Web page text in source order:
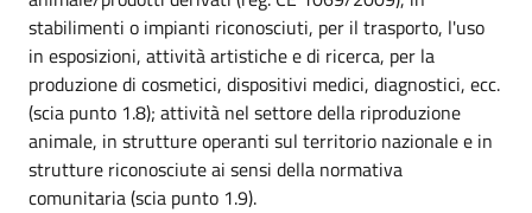
stabilimenti o impianti riconosciuti, per il trasporto, l'uso
in esposizioni, attività artistiche e di ricerca, per la
produzione di cosmetici, dispositivi medici, diagnostici, ecc.
(scia punto 1.8); attività nel settore della riproduzione
animale, in strutture operanti sul territorio nazionale e in
strutture riconosciute ai sensi della normativa
comunitaria (scia punto 1.9).